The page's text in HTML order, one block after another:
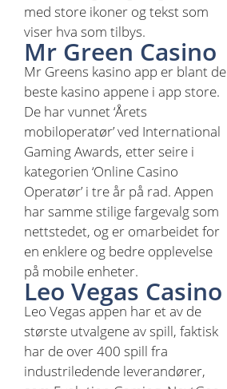
med store ikoner og tekst som
viser hva som tilbys.
Mr Green Casino
Mr Greens kasino app er blant de
beste kasino appene i app store.
De har vunnet ‘Årets
mobiloperatør’ ved International
Gaming Awards, etter seire i
kategorien ‘Online Casino
Operatør’ i tre år på rad. Appen
har samme stilige fargevalg som
nettstedet, og er omarbeidet for
en enklere og bedre opplevelse
på mobile enheter.
Leo Vegas Casino
Leo Vegas appen har et av de
største utvalgene av spill, faktisk
har de over 400 spill fra
industriledende leverandører,